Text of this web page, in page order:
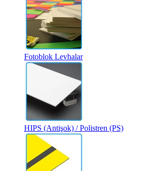
Fotoblok Levhalar
HIPS (Antişok) / Polistren (PS)